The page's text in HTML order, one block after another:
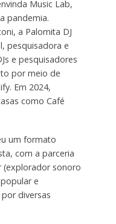
Music Lab,
pandemia.
a Palomita DJ
pesquisadora e
e pesquisadores
por meio de
Em 2024,
como Café
um formato
com a parceria
(explorador sonoro
e
diversas